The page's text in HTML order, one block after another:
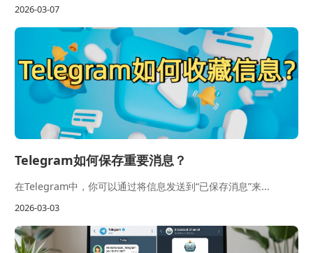
2026-03-07
Telegram如何保存重要消息？
在Telegram中，你可以通过将信息发送到“已保存消息”来...
2026-03-03